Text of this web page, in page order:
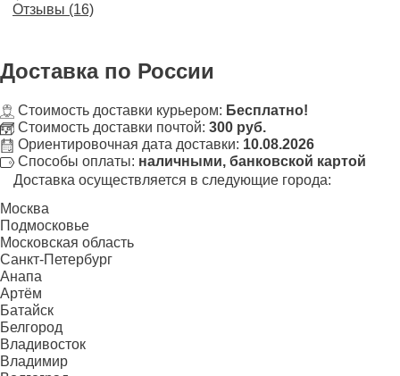
Отзывы (16)
Доставка по России
Стоимость доставки курьером: Бесплатно!
Стоимость доставки почтой: 300 руб.
Ориентировочная дата доставки: 10.08.2026
Способы оплаты: наличными, банковской картой
Доставка осуществляется в следующие города:
Москва
Подмосковье
Московская область
Санкт-Петербург
Анапа
Артём
Батайск
Белгород
Владивосток
Владимир